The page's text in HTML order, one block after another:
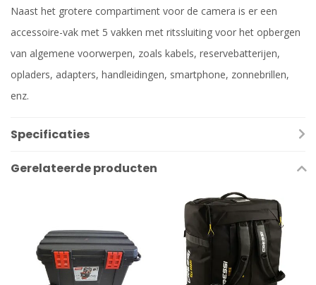
Naast het grotere compartiment voor de camera is er een
accessoire-vak met 5 vakken met ritssluiting voor het opbergen
van algemene voorwerpen, zoals kabels, reservebatterijen,
opladers, adapters, handleidingen, smartphone, zonnebrillen,
enz.
Specificaties
Gerelateerde producten